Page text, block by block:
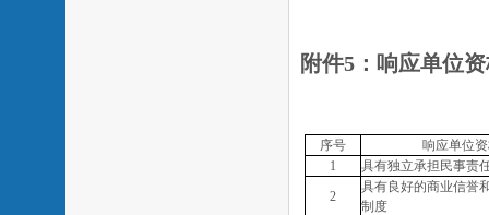
附件5 ： 响应单位
序号 响应单位
1
具有独立承担民事责
2
具有良好的商业信誉
制度